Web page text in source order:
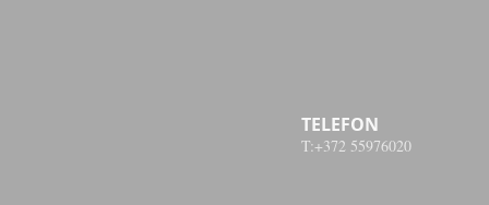
TELEFON
T:+372 55976020